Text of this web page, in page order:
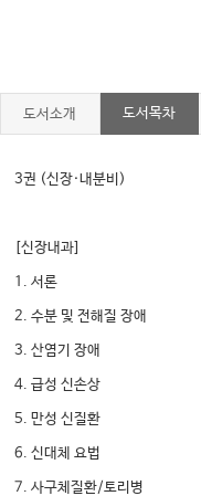
도서소개 도서목차
3권 (신장·내분비)
[신장내과]
1. 서론
2. 수분 및 전해질 장애
3. 산염기 장애
4. 급성 신손상
5. 만성 신질환
6. 신대체 요법
7. 사구체질환/토리병